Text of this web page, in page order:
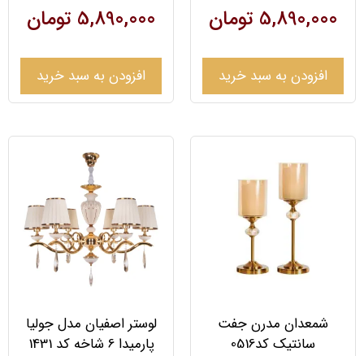
5,890,000 تومان
افزودن به سبد خرید
5,890,000 تومان
افزودن به سبد خرید
شمعدان مدرن جفت
سانتیک کد0516
لوستر اصفیان مدل جولیا
پارمیدا 6 شاخه کد 1431